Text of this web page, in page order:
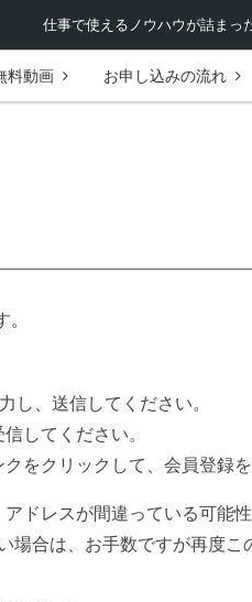
仕事で使えるノウハウが詰まっ
料動画 お申し込みの流れ
し、送信してください。
してください。
をクリックして、会員登録
ドレスが間違っている可能性
場合は、お手数ですが再度こ